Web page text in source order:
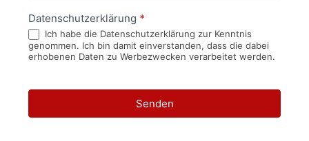
Datenschutzerklärung *
Ich habe die Datenschutzerklärung zur Kenntnis
genommen. Ich bin damit einverstanden, dass die dabei
erhobenen Daten zu Werbezwecken verarbeitet werden.
Senden